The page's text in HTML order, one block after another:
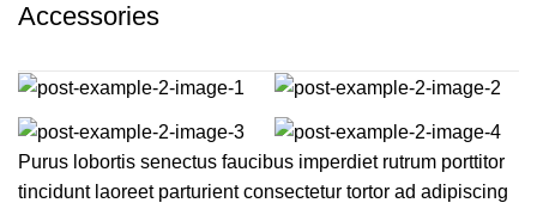
Accessories
Purus lobortis senectus faucibus imperdiet rutrum porttitor
tincidunt laoreet parturient consectetur tortor ad adipiscing